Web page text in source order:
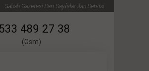
Sabah Gazetesi Sarı Sayfalar ilan Servisi
489 27 38
(Gsm)